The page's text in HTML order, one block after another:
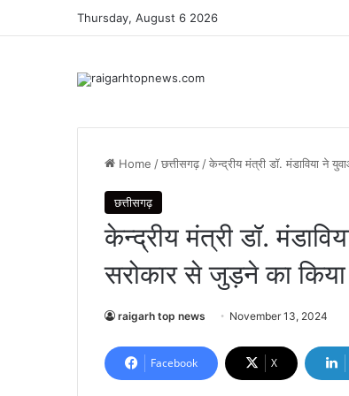
Thursday, August 6 2026
Home /छत्तीसगढ़ /केन्द्रीय मंत्री डॉ. मंडाविया ने
छत्तीसगढ़
केन्द्रीय मंत्री डॉ.
सरोकार से जुड़ने का
raigarh top news November 13, 2024
Facebook X